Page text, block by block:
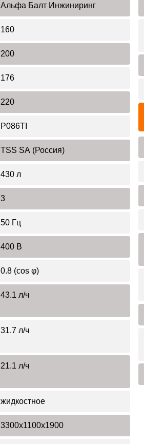
Альфа Балт Инжиниринг
160
200
176
220
P086TI
TSS SA (Россия)
430 л
3
50 Гц
400 В
0.8 (cos φ)
43.1 л/ч
31.7 л/ч
21.1 л/ч
жидкостное
3300x1100x1900